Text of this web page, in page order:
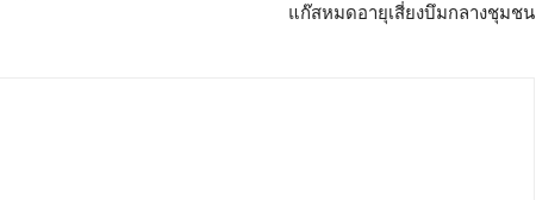
แก๊สหมดอายุเสี่ยงบึมกลางชุมชน